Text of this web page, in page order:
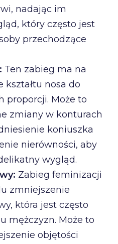
nadając im
który często jest
przechodzące
Ten zabieg ma na
kształtu nosa do
proporcji. Może to
zmiany w konturach
koniuszka
nierówności, aby
wygląd.
Zabieg feminizacji
zmniejszenie
która jest często
mężczyzn. Może to
objętości